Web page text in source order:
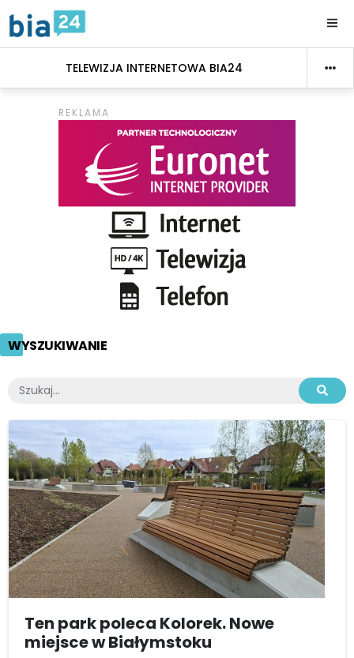
TELEWIZJA INTERNETOWA BIA24
WYSZUKIWANIE
Ten park poleca Kolorek. Nowe
miejsce w Białymstoku